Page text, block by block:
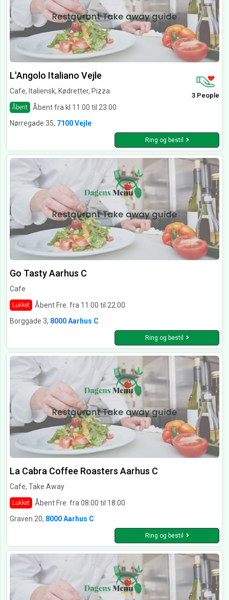
L'Angolo Italiano Vejle
Cafe, Italiensk, Kødretter, Pizza
Åbent Åbent fra kl 11:00 til 23:00
3 People
Nørregade 35, 7100 Vejle
Ring og bestil
Go Tasty Aarhus C
Cafe
Lukket
Åbent Fre. fra 11:00 til 22:00
Borggade 3, 8000 Aarhus C
Ring og bestil
La Cabra Coffee Roasters Aarhus C
Cafe, Take Away
Lukket
Åbent Fre. fra 08:00 til 18:00
Graven 20, 8000 Aarhus C
Ring og bestil